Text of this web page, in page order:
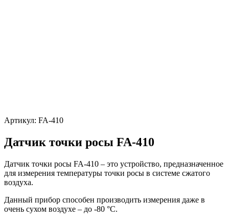
Артикул: FA-410
Датчик точки росы FA-410
Датчик точки росы FA-410 – это устройство, предназначенное
для измерения температуры точки росы в системе сжатого
воздуха.
Данный прибор способен производить измерения даже в
очень сухом воздухе – до -80 °C.